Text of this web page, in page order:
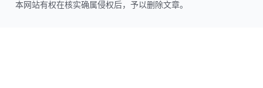
本网站有权在核实确属侵权后，予以删除文章。